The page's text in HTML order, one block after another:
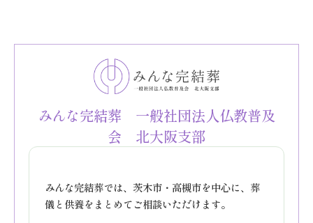
みんな完結葬 一般社団法人仏教普及
会 北大阪支部
みんな完結葬では、茨木市・高槻市を中心に、葬
儀と供養をまとめてご相談いただけます。